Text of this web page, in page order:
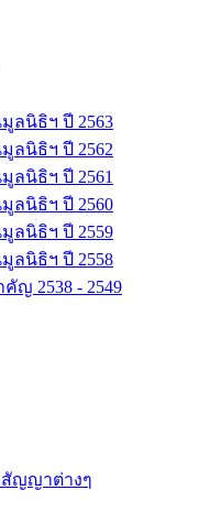
ลนิธิฯ ปี 2563
ลนิธิฯ ปี 2562
ลนิธิฯ ปี 2561
ลนิธิฯ ปี 2560
ลนิธิฯ ปี 2559
ลนิธิฯ ปี 2558
ญ 2538 - 2549
สัญญาต่างๆ